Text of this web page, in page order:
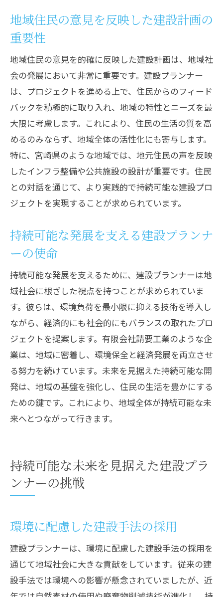
地域と共に成長するプランナーの視座
建設プランナーが描く地域社会の未来とは
持続可能な都市発展を目指すビジョン
地域資源を最大限に活用した未来都市
コミュニティ中心の建設プランの展望
技術革新がもたらす新たな生活環境
地域住民と共に築く未来の社会基盤
建設プランナーが描く持続可能な社会
請要工業に学ぶ建設プランナーの地域貢献活
動
地域密着型企業の成功事例
技術継承と人材育成の取り組み
地域貢献活動がもたらす社会的影響
成功する地域プロジェクトの裏側
地域住民に支持される企業活動の要諦
地域住民の意見を反映した建設計画の
重要性
地域住民の意見を的確に反映した建設計画は、地域社
会の発展において非常に重要です。建設プランナー
は、プロジェクトを進める上で、住民からのフィード
バックを積極的に取り入れ、地域の特性とニーズを最
大限に考慮します。これにより、住民の生活の質を高
めるのみならず、地域全体の活性化にも寄与します。
特に、宮崎県のような地域では、地元住民の声を反映
したインフラ整備や公共施設の設計が重要です。住民
との対話を通じて、より実践的で持続可能な建設プロ
ジェクトを実現することが求められています。
持続可能な発展を支える建設プランナ
ーの使命
持続可能な発展を支えるために、建設プランナーは地
域社会に根ざした視点を持つことが求められていま
す。彼らは、環境負荷を最小限に抑える技術を導入し
ながら、経済的にも社会的にもバランスの取れたプロ
ジェクトを提案します。有限会社請要工業のような企
業は、地域に密着し、環境保全と経済発展を両立させ
る努力を続けています。未来を見据えた持続可能な開
発は、地域の基盤を強化し、住民の生活を豊かにする
ための鍵です。これにより、地域全体が持続可能な未
来へとつながって行きます。
持続可能な未来を見据えた建設プラ
ンナーの挑戦
環境に配慮した建設手法の採用
建設プランナーは、環境に配慮した建設手法の採用を
通じて地域社会に大きな貢献をしています。従来の建
設手法では環境への影響が懸念されていましたが、近